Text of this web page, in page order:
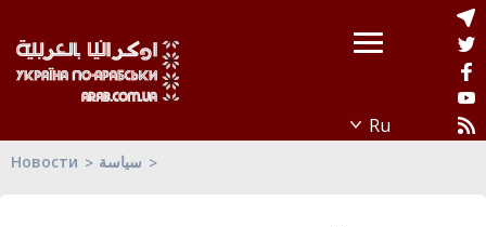
Новости سياسة